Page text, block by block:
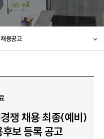
채용공고
쟁 채용 최종(예비)
보 등록 공고